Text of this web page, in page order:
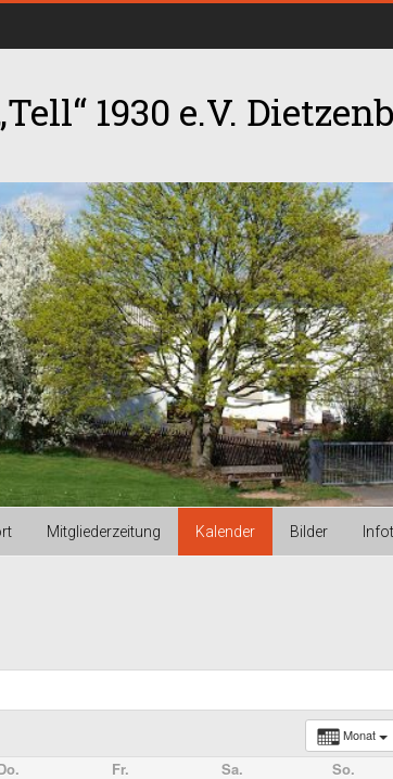
1930 e.V.
Mitgliederzeitung Kalender Bilder
Monat
Fr. Sa. So.